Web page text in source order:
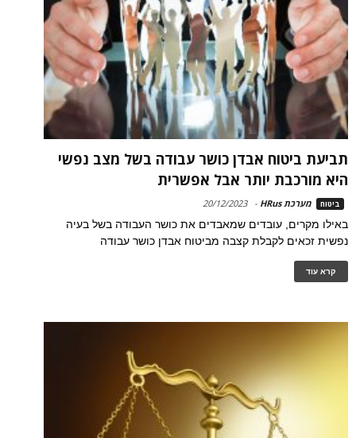
תביעת ביטוח אבדן כושר עבודה בשל מצב נפשי
היא מורכבת יותר אבל אפשרית
ביטוח מערכת HRus -
20/12/2023
באילו מקרים, עובדים שמאבדים את כושר העבודה בשל בעיה
נפשית זכאים לקבלת קצבה מביטוח אבדן כושר עבודה
קרא עוד